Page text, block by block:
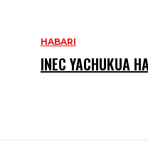
HABARI
INEC YACHUKUA